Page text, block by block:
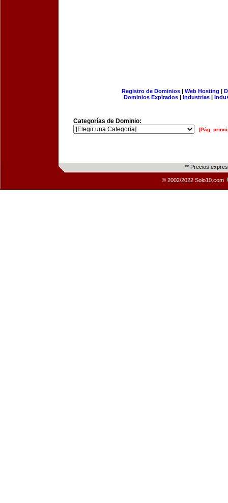
Registro de Dominios| Web Hosting |
Dominios Expirados | Industrias |
Categorías de Dominio:
[Pág.
** Precios
© 2002/2022 Solo10.com